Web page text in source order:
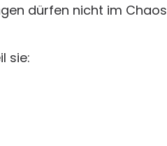
dürfen nicht im Chaos
sie: